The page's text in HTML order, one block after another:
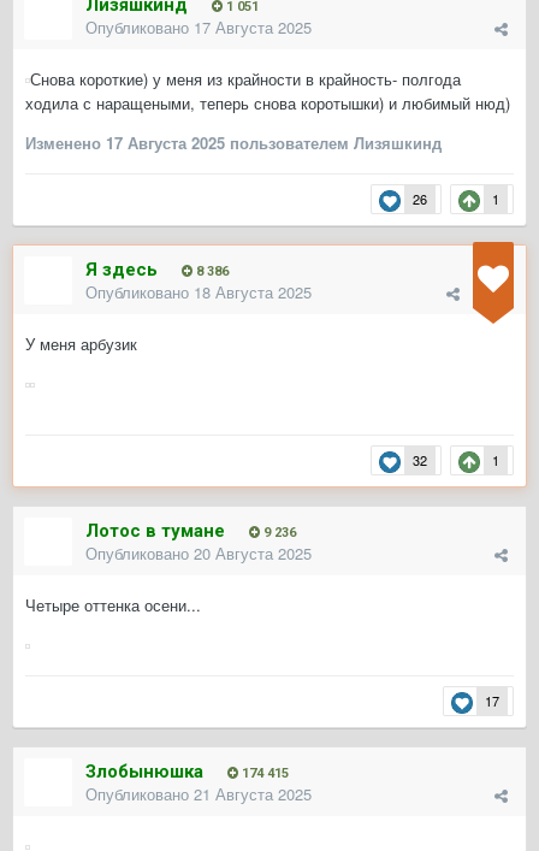
Лизяшкинд 1 051
Опубликовано 17 Августа 2025
Снова короткие) у меня из крайности в крайность- полгода
ходила с наращеными, теперь снова коротышки) и любимый нюд)
Изменено 17 Августа 2025 пользователем Лизяшкинд
26 1
Я здесь 8 386
Опубликовано 18 Августа 2025
У меня арбузик
32 1
Лотос в тумане 9 236
Опубликовано 20 Августа 2025
Четыре оттенка осени...
17
Злобынюшка 174 415
Опубликовано 21 Августа 2025